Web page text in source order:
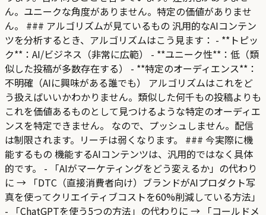
ん。ユニークな角度がありません。特定の価値がありませ
ん。 ### アルゴリズムが見ているもの 汎用的なAIコンテン
ツを分析するとき、アルゴリズムはこう見ます： - **トピッ
ク**：AI/ビジネス（非常に広範） - **ユニーク性**：低（類
似した投稿が多数存在する） - **特定のオーディエンス**：
不明確（AIに興味がある誰でも） アルゴリズムはこれをど
う扱えばいいかわかりません。類似した何千もの投稿よりも
これを価値あるものとして見つけるような特定のオーディエ
ンスを特定できません。 なので、プッシュしません。配信
は制限されます。リーチは弱くなります。 ### 今実際に機
能するもの 機能するAIコンテンツは、汎用的ではなく具体
的です。 - 「AIがマーケティングをどう変えるか」の代わり
に → 「DTC（直接消費者向け）ブランドがAIプロダクト写
真を使ってクリエイティブコストを60%削減している方法」
- 「ChatGPTを使う5つの方法」の代わりに → 「コールドメ